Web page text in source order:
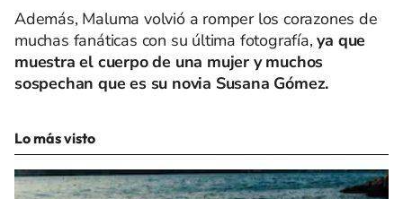
Además, Maluma volvió a romper los corazones de
muchas fanáticas con su última fotografía, ya que
muestra el cuerpo de una mujer y muchos
sospechan que es su novia Susana Gómez.
Lo más visto